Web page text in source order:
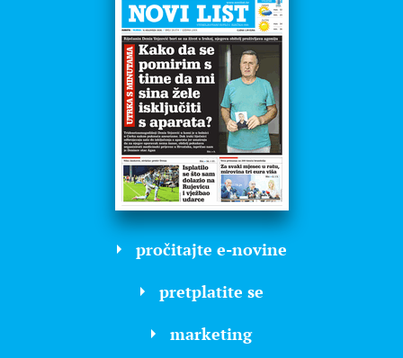
pročitajte e-novine
pretplatite se
marketing